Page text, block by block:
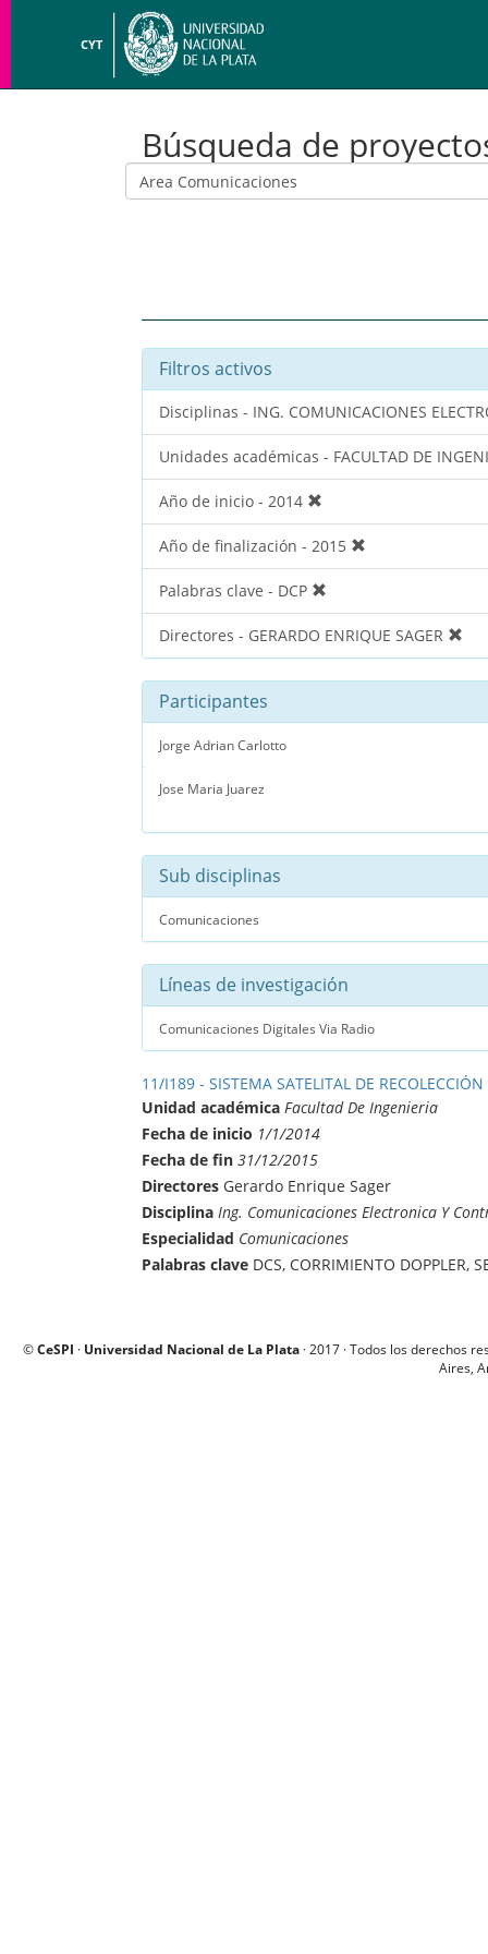
CYT
Búsqueda de
Filtros activos
Disciplinas - ING. COMUNICACIONES
Unidades académicas - FACULTAD DE
Año de inicio - 2014
Año de finalización - 2015
Palabras clave - DCP
Directores - GERARDO ENRIQUE SAGER
Participantes
Jorge Adrian Carlotto
Jose Maria Juarez
Sub disciplinas
Comunicaciones
Líneas de investigación
Comunicaciones Digitales Via Radio
11/I189 - SISTEMA SATELITAL DE
Unidad académica Facultad De Ingenieria
Fecha de inicio 1/1/2014
Fecha de fin 31/12/2015
Directores Gerardo Enrique Sager
Disciplina Ing. Comunicaciones Electronica Y
Especialidad Comunicaciones
Palabras clave DCS, CORRIMIENTO DOPPLER,
©CeSPI · Universidad Nacional de La Plata · 2017 · Todos los derechos
Aires,